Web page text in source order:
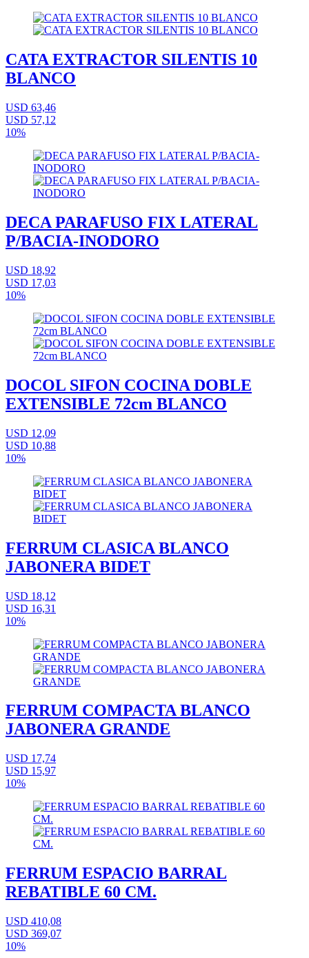
CATA EXTRACTOR SILENTIS 10
BLANCO
USD 63,46
USD 57,12
10%
DECA PARAFUSO FIX LATERAL
P/BACIA-INODORO
USD 18,92
USD 17,03
10%
DOCOL SIFON COCINA DOBLE
EXTENSIBLE 72cm BLANCO
USD 12,09
USD 10,88
10%
FERRUM CLASICA BLANCO
JABONERA BIDET
USD 18,12
USD 16,31
10%
FERRUM COMPACTA BLANCO
JABONERA GRANDE
USD 17,74
USD 15,97
10%
FERRUM ESPACIO BARRAL
REBATIBLE 60 CM.
USD 410,08
USD 369,07
10%